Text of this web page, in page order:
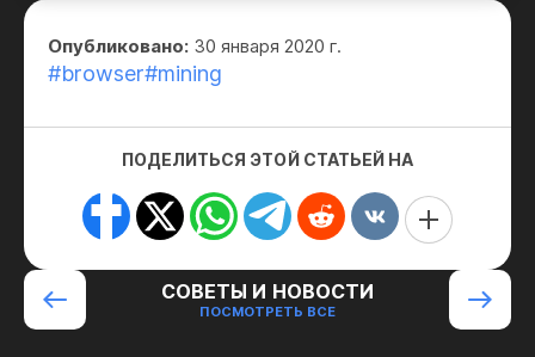
Опубликовано: 30 января 2020 г.
#browser#mining
ПОДЕЛИТЬСЯ ЭТОЙ СТАТЬЕЙ НА
СОВЕТЫ И НОВОСТИ
ПОСМОТРЕТЬ ВСЕ